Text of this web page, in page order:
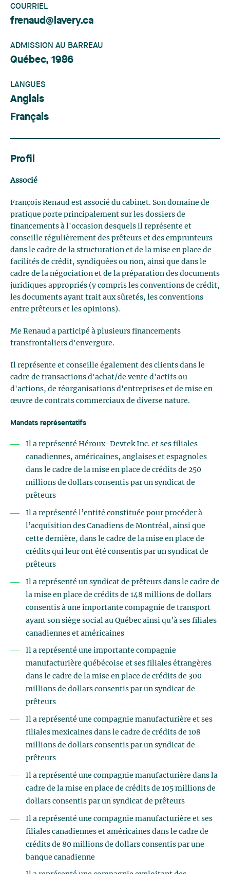
COURRIEL
frenaud@lavery.ca
ADMISSION AU BARREAU
Québec, 1986
LANGUES
Anglais
Français
Profil
Associé
François Renaud est associé du cabinet. Son domaine de
pratique porte principalement sur les dossiers de
financements à l'occasion desquels il représente et
conseille régulièrement des prêteurs et des emprunteurs
dans le cadre de la structuration et de la mise en place de
facilités de crédit, syndiquées ou non, ainsi que dans le
cadre de la négociation et de la préparation des documents
juridiques appropriés (y compris les conventions de crédit,
les documents ayant trait aux sûretés, les conventions
entre prêteurs et les opinions).
Me Renaud a participé à plusieurs financements
transfrontaliers d'envergure.
Il représente et conseille également des clients dans le
cadre de transactions d'achat/de vente d'actifs ou
d'actions, de réorganisations d'entreprises et de mise en
œuvre de contrats commerciaux de diverse nature.
Mandats représentatifs
Il a représenté Héroux-Devtek Inc. et ses filiales
canadiennes, américaines, anglaises et espagnoles
dans le cadre de la mise en place de crédits de 250
millions de dollars consentis par un syndicat de
prêteurs
Il a représenté l’entité constituée pour procéder à
l’acquisition des Canadiens de Montréal, ainsi que
cette dernière, dans le cadre de la mise en place de
crédits qui leur ont été consentis par un syndicat de
prêteurs
Il a représenté un syndicat de prêteurs dans le cadre de
la mise en place de crédits de 148 millions de dollars
consentis à une importante compagnie de transport
ayant son siège social au Québec ainsi qu’à ses filiales
canadiennes et américaines
Il a représenté une importante compagnie
manufacturière québécoise et ses filiales étrangères
dans le cadre de la mise en place de crédits de 300
millions de dollars consentis par un syndicat de
prêteurs
Il a représenté une compagnie manufacturière et ses
filiales mexicaines dans le cadre de crédits de 108
millions de dollars consentis par un syndicat de
prêteurs
Il a représenté une compagnie manufacturière dans la
cadre de la mise en place de crédits de 105 millions de
dollars consentis par un syndicat de prêteurs
Il a représenté une compagnie manufacturière et ses
filiales canadiennes et américaines dans le cadre de
crédits de 80 millions de dollars consentis par une
banque canadienne